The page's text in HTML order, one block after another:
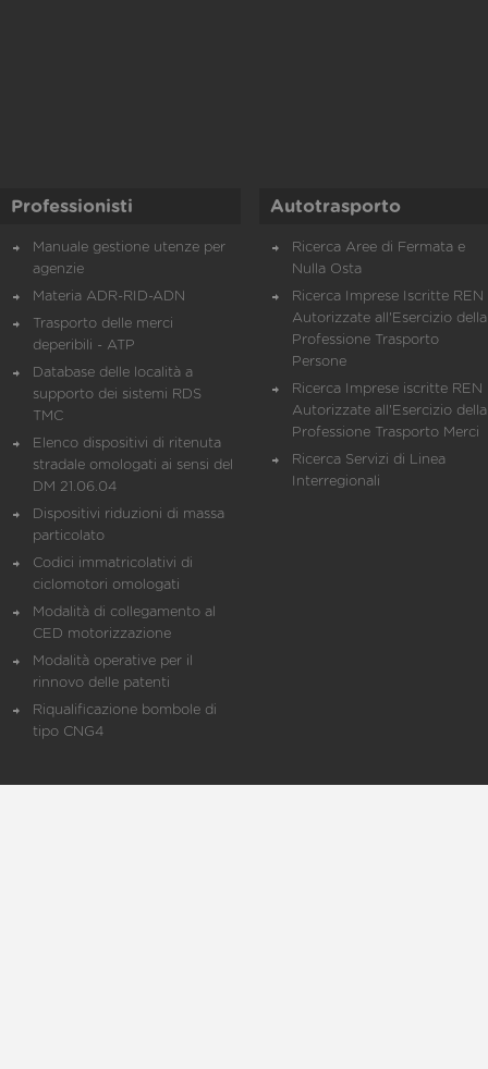
Professionisti
Manuale gestione utenze per
agenzie
Materia ADR-RID-ADN
Trasporto delle merci
deperibili - ATP
Database delle località a
supporto dei sistemi RDS
TMC
Elenco dispositivi di ritenuta
stradale omologati ai sensi del
DM 21.06.04
Dispositivi riduzioni di massa
particolato
Codici immatricolativi di
ciclomotori omologati
Modalità di collegamento al
CED motorizzazione
Modalità operative per il
rinnovo delle patenti
Riqualificazione bombole di
tipo CNG4
Autotrasporto
Ricerca Aree di Fermata e
Nulla Osta
Ricerca Imprese Iscritte REN
Autorizzate all'Esercizio della
Professione Trasporto
Persone
Ricerca Imprese iscritte REN
Autorizzate all'Esercizio della
Professione Trasporto Merci
Ricerca Servizi di Linea
Interregionali